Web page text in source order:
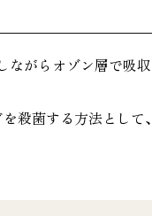
がらオゾン層で吸
殺菌する方法とし